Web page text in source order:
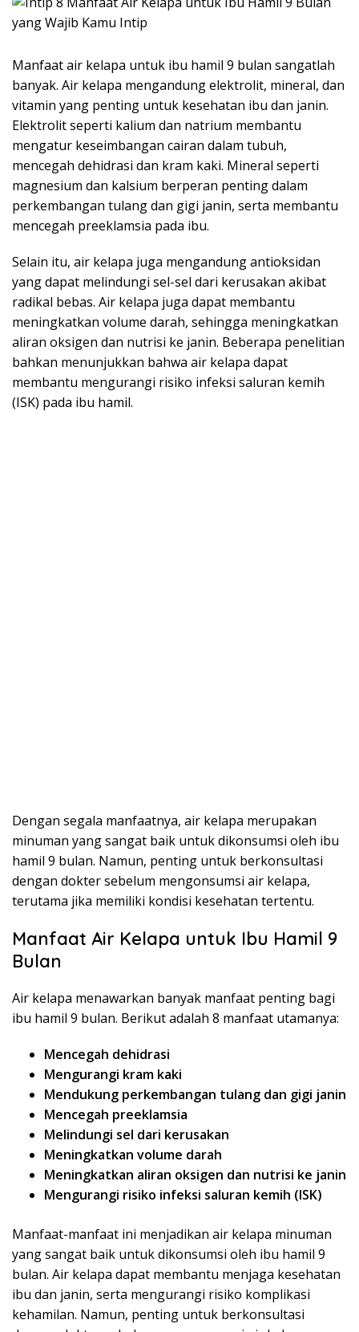
Manfaat air kelapa untuk ibu hamil 9 bulan sangatlah
banyak. Air kelapa mengandung elektrolit, mineral, dan
vitamin yang penting untuk kesehatan ibu dan janin.
Elektrolit seperti kalium dan natrium membantu
mengatur keseimbangan cairan dalam tubuh,
mencegah dehidrasi dan kram kaki. Mineral seperti
magnesium dan kalsium berperan penting dalam
perkembangan tulang dan gigi janin, serta membantu
mencegah preeklamsia pada ibu.
Selain itu, air kelapa juga mengandung antioksidan
yang dapat melindungi sel-sel dari kerusakan akibat
radikal bebas. Air kelapa juga dapat membantu
meningkatkan volume darah, sehingga meningkatkan
aliran oksigen dan nutrisi ke janin. Beberapa penelitian
bahkan menunjukkan bahwa air kelapa dapat
membantu mengurangi risiko infeksi saluran kemih
(ISK) pada ibu hamil.
Dengan segala manfaatnya, air kelapa merupakan
minuman yang sangat baik untuk dikonsumsi oleh ibu
hamil 9 bulan. Namun, penting untuk berkonsultasi
dengan dokter sebelum mengonsumsi air kelapa,
terutama jika memiliki kondisi kesehatan tertentu.
Manfaat Air Kelapa untuk Ibu Hamil 9
Bulan
Air kelapa menawarkan banyak manfaat penting bagi
ibu hamil 9 bulan. Berikut adalah 8 manfaat utamanya:
Mencegah dehidrasi
Mengurangi kram kaki
Mendukung perkembangan tulang dan gigi janin
Mencegah preeklamsia
Melindungi sel dari kerusakan
Meningkatkan volume darah
Meningkatkan aliran oksigen dan nutrisi ke janin
Mengurangi risiko infeksi saluran kemih (ISK)
Manfaat-manfaat ini menjadikan air kelapa minuman
yang sangat baik untuk dikonsumsi oleh ibu hamil 9
bulan. Air kelapa dapat membantu menjaga kesehatan
ibu dan janin, serta mengurangi risiko komplikasi
kehamilan. Namun, penting untuk berkonsultasi